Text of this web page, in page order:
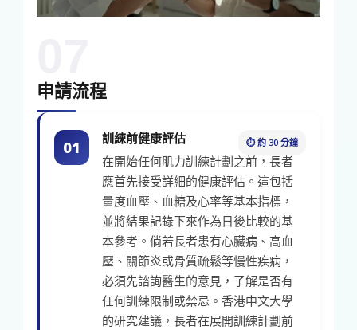
申請流程
01 ⏱ 約 30 分鐘
訓練前健康評估
在開始任何肌力訓練計劃之前，長者
應首先接受詳細的健康評估。這包括
量度血壓、血糖及心率等基本指標，
並將結果記錄下來作為日後比較的基
本參考。倘若長者患有心臟病、高血
壓、關節炎或骨質疏鬆等慢性疾病，
必須先諮詢醫生的意見，了解是否有
任何訓練限制或禁忌。香港中文大學
的研究建議，長者在展開訓練計劃前